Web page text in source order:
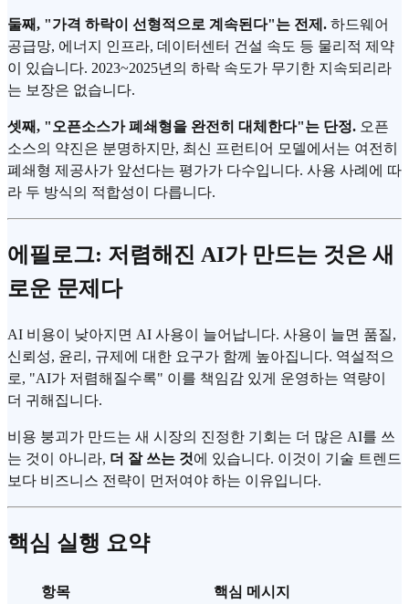
둘째, "가격 하락이 선형적으로 계속된다"는 전제. 하드웨어
공급망, 에너지 인프라, 데이터센터 건설 속도 등 물리적 제약
이 있습니다. 2023~2025년의 하락 속도가 무기한 지속되리라
는 보장은 없습니다.
셋째, "오픈소스가 폐쇄형을 완전히 대체한다"는 단정. 오픈
소스의 약진은 분명하지만, 최신 프런티어 모델에서는 여전히
폐쇄형 제공사가 앞선다는 평가가 다수입니다. 사용 사례에 따
라 두 방식의 적합성이 다릅니다.
에필로그: 저렴해진 AI가 만드는 것은 새
로운 문제다
AI 비용이 낮아지면 AI 사용이 늘어납니다. 사용이 늘면 품질,
신뢰성, 윤리, 규제에 대한 요구가 함께 높아집니다. 역설적으
로, "AI가 저렴해질수록" 이를 책임감 있게 운영하는 역량이
더 귀해집니다.
비용 붕괴가 만드는 새 시장의 진정한 기회는 더 많은 AI를 쓰
는 것이 아니라, 더 잘 쓰는 것에 있습니다. 이것이 기술 트렌드
보다 비즈니스 전략이 먼저여야 하는 이유입니다.
핵심 실행 요약
항목 핵심 메시지